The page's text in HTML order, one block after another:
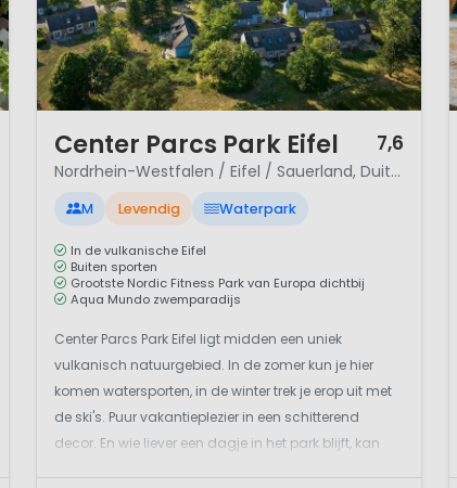
Center Parcs Park Eifel 7,6
Nordrhein-Westfalen / Eifel / Sauerland, Duitsland
M Levendig Waterpark
In de vulkanische Eifel
Buiten sporten
Grootste Nordic Fitness Park van Europa dichtbij
Aqua Mundo zwemparadijs
Center Parcs Park Eifel ligt midden een uniek
vulkanisch natuurgebied. In de zomer kun je hier
komen watersporten, in de winter trek je erop uit met
de ski's. Puur vakantieplezier in een schitterend
decor. En wie liever een dagje in het park blijft, kan